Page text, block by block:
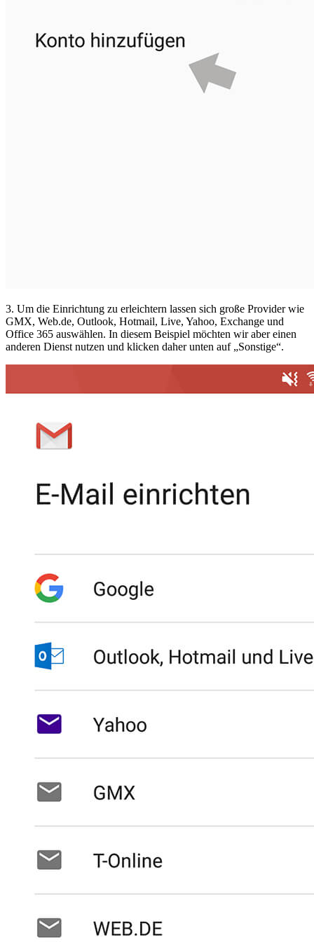
3. Um die Einrichtung zu erleichtern lassen sich große Provider wie
GMX, Web.de, Outlook, Hotmail, Live, Yahoo, Exchange und
Office 365 auswählen. In diesem Beispiel möchten wir aber einen
anderen Dienst nutzen und klicken daher unten auf „Sonstige“.